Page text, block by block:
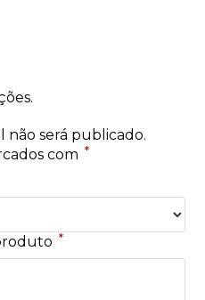
não será publicado.
com *
*